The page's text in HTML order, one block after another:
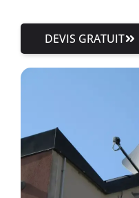
DEVIS GRATUIT